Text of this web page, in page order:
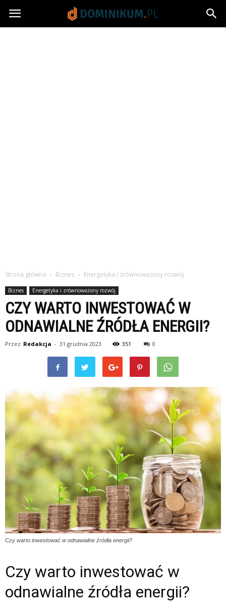
Dominikum.pl
Strona główna Biznes Energetyka i zrównoważony rozwój
Biznes Energetyka i zrównoważony rozwój
CZY WARTO INWESTOWAĆ W
ODNAWIALNE ŹRÓDŁA ENERGII?
Przez Redakcja - 31 grudnia 2023 351 0
Czy warto inwestować w odnawialne źródła energii?
Czy warto inwestować w
odnawialne źródła energii?